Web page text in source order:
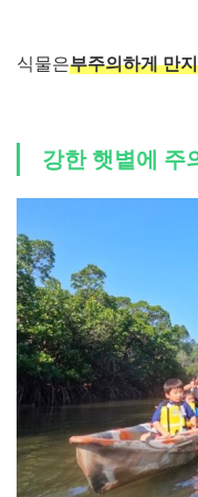
식물은부주의하게 만
강한 햇볕에 주